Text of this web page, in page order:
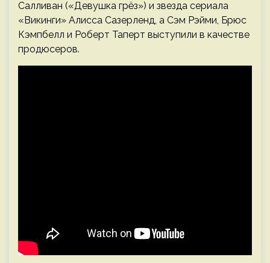
Салливан («Девушка грёз») и звезда сериала
«Викинги» Алисса Сазерленд, а Сэм Рэйми, Брюс
Кэмпбелл и Роберт Таперт выступили в качестве
продюсеров.